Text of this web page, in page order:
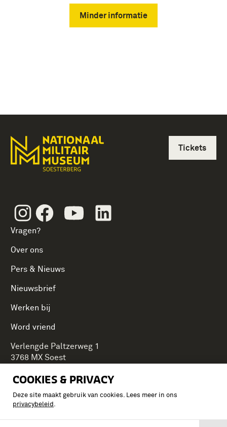
COOKIES & PRIVACY
Deze site maakt gebruik van cookies. Lees meer in ons
privacybeleid .
Minder informatie
InstagramFacebookYoutube
Vragen?
Over ons
Pers & Nieuws
Nieuwsbrief
Werken bij
Word vriend
Tickets
Verlengde Paltzerweg 1
3768 MX Soest
Onderdeel van Stichting Koninklijke Defensiemusea,